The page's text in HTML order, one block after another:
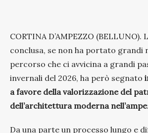
CORTINA D’AMPEZZO (BELLUNO).
conclusa, se non ha portato grandi
percorso che ci avvicina a grandi
invernali del 2026, ha però segnato
a favore della valorizzazione del
dell’architettura moderna
Da una parte un processo lungo e